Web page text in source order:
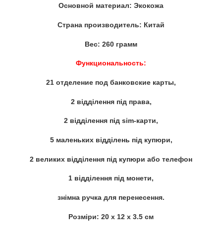
Основной материал: Экокожа
Страна производитель: Китай
Вес: 260 грамм
Функциональность:
21 отделение под банковские карты,
2 відділення під права,
2 відділення під sim-карти,
5 маленьких відділень під купюри,
2 великих відділення під купюри або телефон
1 відділення під монети,
знімна ручка для перенесення.
Розміри: 20 х 12 х 3.5 см